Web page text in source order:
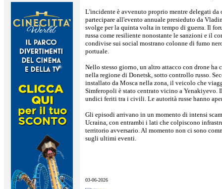
L'incidente è avvenuto proprio mentre delegati da
partecipare all'evento annuale presieduto da
svolge per la quinta volta in tempo di guerra. Il
russa come resiliente nonostante le sanzioni e il
condivise sui social mostrano colonne di fumo
portuale.
Nello stesso giorno, un altro attacco con drone ha
nella regione di Donetsk, sotto controllo russo.
installato da Mosca nella zona, il veicolo che
Simferopoli è stato centrato vicino a Yenakiyevo.
undici feriti tra i civili. Le autorità russe hanno
Gli episodi arrivano in un momento di intensi
Ucraina, con entrambi i lati che colpiscono
territorio avversario. Al momento non ci sono
sugli ultimi eventi.
03-06-2026